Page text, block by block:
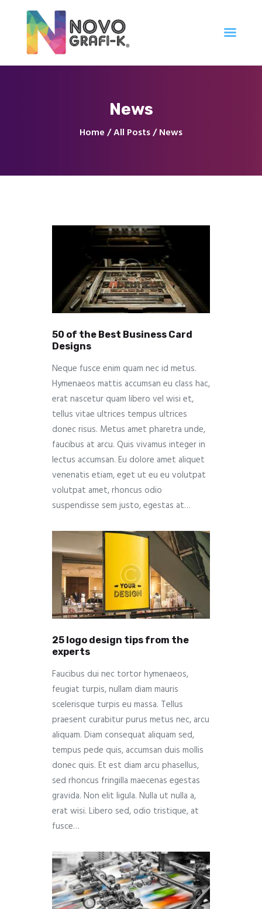
News
Home All Posts News
Servicios
50 of the Best Business Card
Designs
Neque fusce enim quam nec id metus.
Hymenaeos mattis accumsan eu class hac,
erat nascetur quam libero vel wisi et,
tellus vitae ultrices tempus ultrices
donec risus. Metus amet pharetra unde,
faucibus at arcu. Quis vivamus integer in
lectus accumsan. Eu dolore amet aliquet
venenatis etiam, eget ut eu eu volutpat
volutpat amet, rhoncus odio
suspendisse sem justo, egestas at…
25 logo design tips from the
experts
Faucibus dui nec tortor hymenaeos,
feugiat turpis, nullam diam mauris
scelerisque turpis eu massa. Tellus
praesent curabitur purus metus nec, arcu
aliquam. Diam consequat aliquam sed,
tempus pede quis, accumsan duis mollis
donec quis. Et est diam arcu phasellus,
sed rhoncus fringilla maecenas egestas
gravida. Non elit ligula. Nulla ut nulla a,
erat wisi. Libero sed, odio tristique, at
fusce…